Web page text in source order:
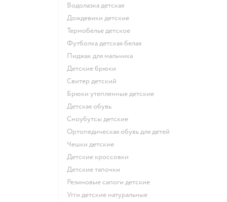
Водолазка детская
Дождевики детские
Термобелье детское
Футболка детская белая
Пиджак для мальчика
Детские брюки
Свитер детский
Брюки утепленные детские
Детская обувь
Сноубутсы детские
Ортопедическая обувь для детей
Чешки детские
Детские кроссовки
Детские тапочки
Резиновые сапоги детские
Угги детские натуральные